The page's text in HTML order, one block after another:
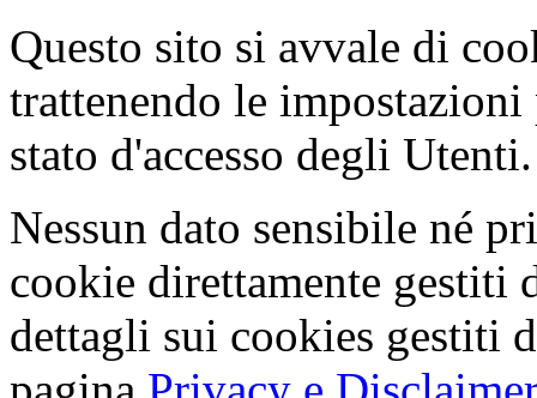
Questo sito si avvale di
trattenendo le
stato d'accesso degli Utenti.
Nessun dato sensibile né
cookie direttamente gestiti
dettagli sui cookies gestiti